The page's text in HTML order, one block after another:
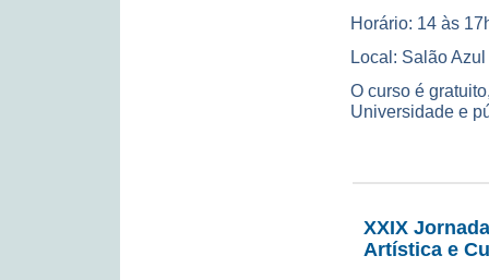
Horário: 14 às
Local: Salão
O curso é
Universidade e
XXIX
Artística e